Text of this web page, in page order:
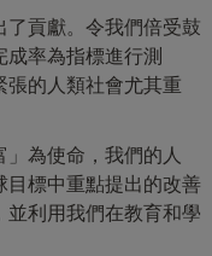
貢獻。令我們倍受鼓
率為指標進行測
的人類社會尤其重
為使命，我們的人
目標中重點提出的改善
利用我們在教育和學